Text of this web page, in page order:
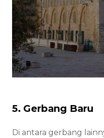
5. Gerbang Baru
Di antara gerbang